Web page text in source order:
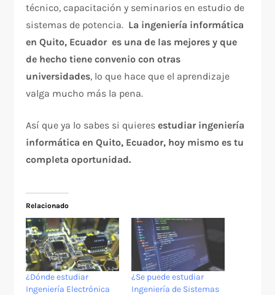
técnico, capacitación y seminarios en estudio de
sistemas de potencia. La ingeniería informática
en Quito, Ecuador es una de las mejores y que
de hecho tiene convenio con otras
universidades, lo que hace que el aprendizaje
valga mucho más la pena.
Así que ya lo sabes si quieresestudiar ingeniería
informática en Quito, Ecuador, hoy mismo es tu
completa oportunidad.
Relacionado
¿Dónde estudiar
Ingeniería Electrónica
¿Se puede estudiar
Ingeniería de Sistemas